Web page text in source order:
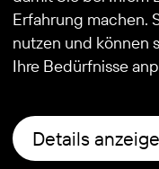
© 2026Stiftung
Erfahrung machen.
nutzen und können
Ihre Bedürfnisse
Details